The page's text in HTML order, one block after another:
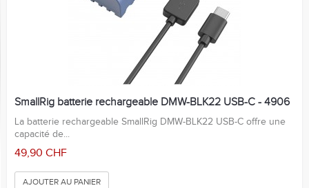
SmallRig batterie rechargeable DMW-BLK22 USB-C - 4906
La batterie rechargeable SmallRig DMW-BLK22 USB-C offre une
capacité de...
49,90 CHF
AJOUTER AU PANIER